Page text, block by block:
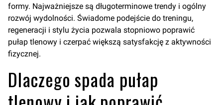
formy. Najważniejsze są długoterminowe trendy i ogólny
rozwój wydolności. Świadome podejście do treningu,
regeneracji i stylu życia pozwala stopniowo poprawić
pułap tlenowy i czerpać większą satysfakcję z aktywności
fizycznej.
Dlaczego spada pułap